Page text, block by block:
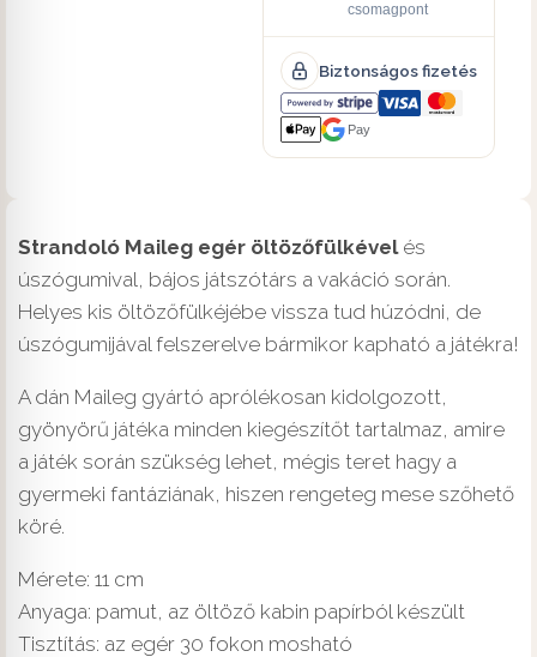
csomagpont
Biztonságos fizetés
Pay
Strandoló Maileg egér öltözőfülkévelés
úszógumival, bájos játszótárs a vakáció során.
Helyes kis öltözőfülkéjébe vissza tud húzódni, de
úszógumijával felszerelve bármikor kapható a játékra!
A dán Maileg gyártó aprólékosan kidolgozott,
gyönyörű játéka minden kiegészítőt tartalmaz, amire
a játék során szükség lehet, mégis teret hagy a
gyermeki fantáziának, hiszen rengeteg mese szőhető
köré.
Mérete: 11 cm
Anyaga: pamut, az öltöző kabin papírból készült
Tisztítás: az egér 30 fokon mosható